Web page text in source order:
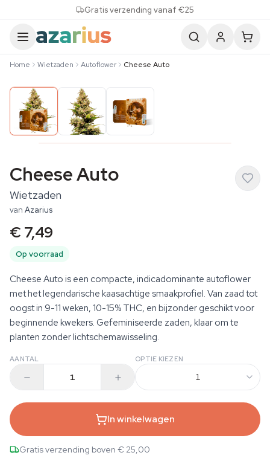
Gratis verzending vanaf €25
Home Wietzaden Autoflower Cheese Auto
Cheese Auto
Wietzaden
van Azarius
€ 7,49
Op voorraad
Cheese Auto is een compacte, indicadominante autoflower
met het legendarische kaasachtige smaakprofiel. Van zaad tot
oogst in 9-11 weken, 10-15% THC, en bijzonder geschikt voor
beginnende kwekers. Gefeminiseerde zaden, klaar om te
planten zonder lichtschemawisseling.
AANTAL OPTIE KIEZEN
1
In winkelwagen
Gratis verzending boven € 25,00